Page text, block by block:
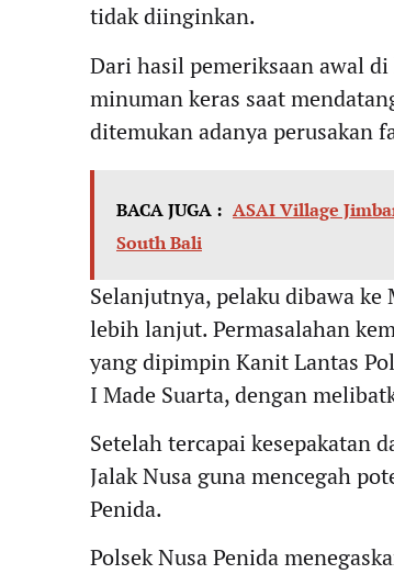
tidak diinginkan.
Dari hasil pemeriksaan awal
minuman keras saat
ditemukan adanya perusakan
BACA JUGA : ASAI Village
South Bali
Selanjutnya, pelaku dibawa
lebih lanjut. Permasalahan
yang dipimpin Kanit Lantas
I Made Suarta, dengan
Setelah tercapai kesepakatan
Jalak Nusa guna mencegah
Penida.
Polsek Nusa Penida